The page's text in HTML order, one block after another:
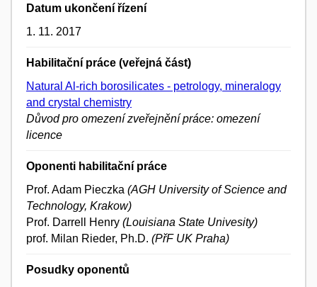
Datum ukončení řízení
1. 11. 2017
Habilitační práce (veřejná část)
Natural Al-rich borosilicates - petrology, mineralogy
and crystal chemistry
Důvod pro omezení zveřejnění práce: omezení
licence
Oponenti habilitační práce
Prof. Adam Pieczka (AGH University of Science and
Technology, Krakow)
Prof. Darrell Henry (Louisiana State Univesity)
prof. Milan Rieder, Ph.D. (PřF UK Praha)
Posudky oponentů